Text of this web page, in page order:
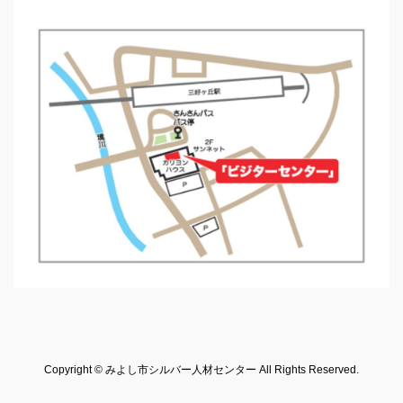
Copyright © みよし市シルバー人材センター All Rights Reserved.